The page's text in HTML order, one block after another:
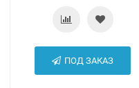
ПОД ЗАКАЗ